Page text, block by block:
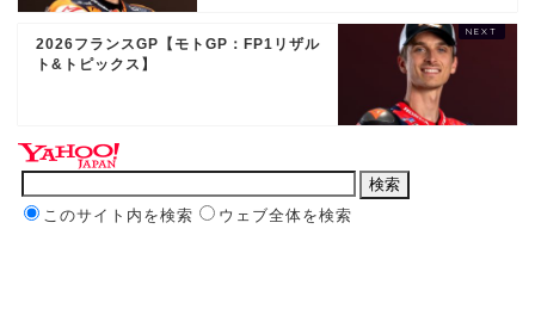
2026フランスGP【モトGP：FP1リザル
ト&トピックス】
このサイト内を検索 ウェブ全体を検索